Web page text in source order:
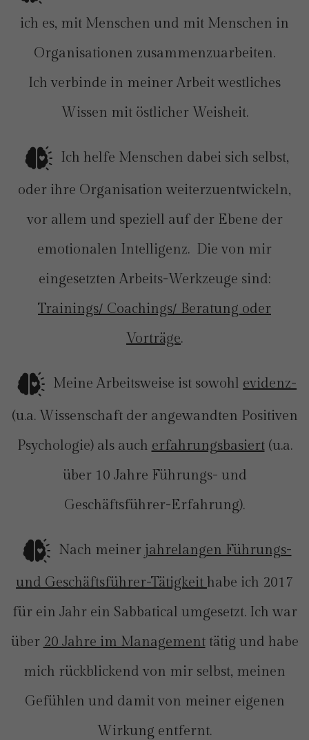
ich es, mit Menschen und mit Menschen in
Organisationen zusammenzuarbeiten.
Ich verbinde in meiner Arbeit westliches
Wissen mit östlicher Weisheit.
Ich helfe Menschen dabei sich selbst,
oder ihre Organisation weiterzuentwickeln,
vor allem und speziell auf der Ebene der
emotionalen Intelligenz. Die von mir
eingesetzten Arbeits-Werkzeuge sind:
Trainings/ Coachings/ Beratung oder
Vorträge.
Meine Arbeitsweise ist sowohl evidenz-
(u.a. Wissenschaft der angewandten Positiven
Psychologie) als auch erfahrungsbasiert(u.a.
über 10 Jahre Führungs- und
Geschäftsführer-Erfahrung).
Nach meiner jahrelangen Führungs-
und Geschäftsführer-Tätigkeit habe ich 2017
für ein Jahr ein Sabbatical umgesetzt. Ich war
über 20 Jahre im Managementtätig und habe
mich rückblickend von mir selbst, meinen
Gefühlen und damit von meiner eigenen
Wirkung entfernt.